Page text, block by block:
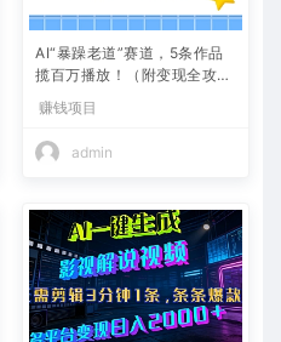
AI“暴躁老道”赛道，5条作品
揽百万播放！（附变现全攻
略）
赚钱项目
admin